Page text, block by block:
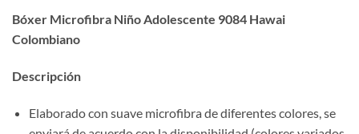
Bóxer Microfibra Niño Adolescente 9084 Hawai
Colombiano
Descripción
Elaborado con suave microfibra de diferentes colores, se